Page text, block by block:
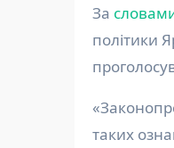
За
політики
таких